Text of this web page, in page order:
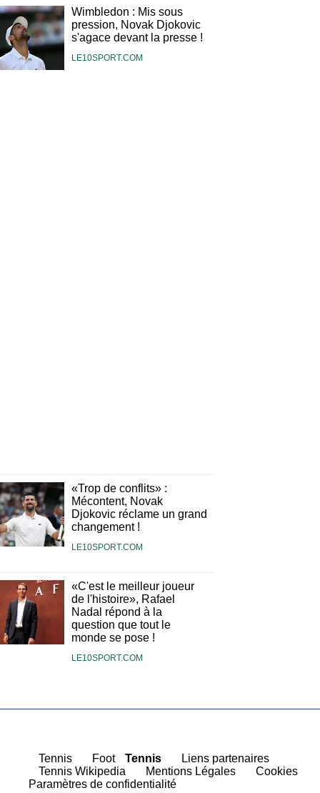
Wimbledon : Mis sous
pression, Novak Djokovic
s'agace devant la presse !
LE10SPORT.COM
«Trop de conflits» :
Mécontent, Novak
Djokovic réclame un grand
changement !
LE10SPORT.COM
«C'est le meilleur joueur
de l'histoire», Rafael
Nadal répond à la
question que tout le
monde se pose !
LE10SPORT.COM
Tennis Foot Tennis
Liens partenaires
Tennis Wikipedia Mentions Légales
Cookies
Paramètres de confidentialité